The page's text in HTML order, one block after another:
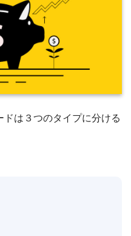
は３つのタイプに分ける